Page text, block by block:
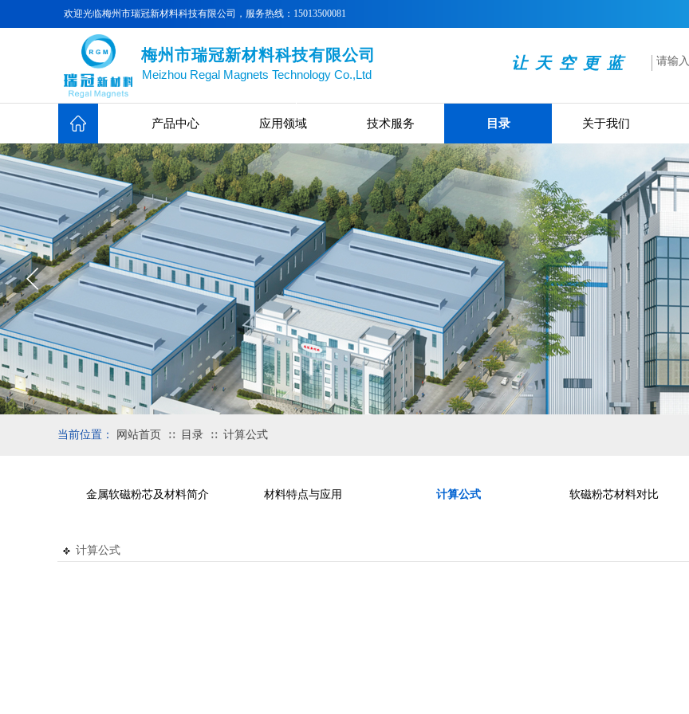
欢迎光临梅州市瑞冠新材料科技有限公司 ，服务热线：15013500081
Meizhou Regal Magnets Technology Co.,Ltd
让 天 空 更 蓝
梅州市瑞冠新材料科技有限公司
产品中心 应用领域 技术服务 目录 关于我们
当前位置： 网站首页 ∷ 目录 ∷ 计算公式
金属软磁粉芯及材料简介 材料特点与应用 计算公式 软磁粉芯材料对比
计算公式